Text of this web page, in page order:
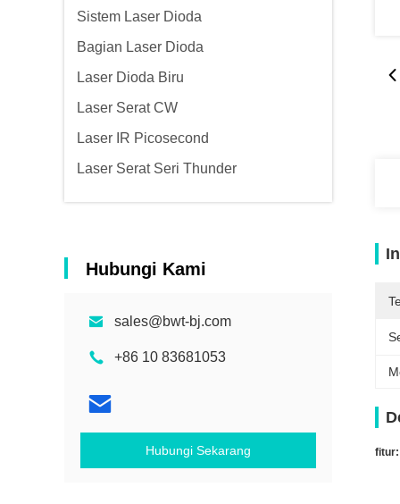
Sistem Laser Dioda
Bagian Laser Dioda
Laser Dioda Biru
Laser Serat CW
Laser IR Picosecond
Laser Serat Seri Thunder
Hubungi Kami
sales@bwt-bj.com
+86 10 83681053
Hubungi Sekarang fitur: